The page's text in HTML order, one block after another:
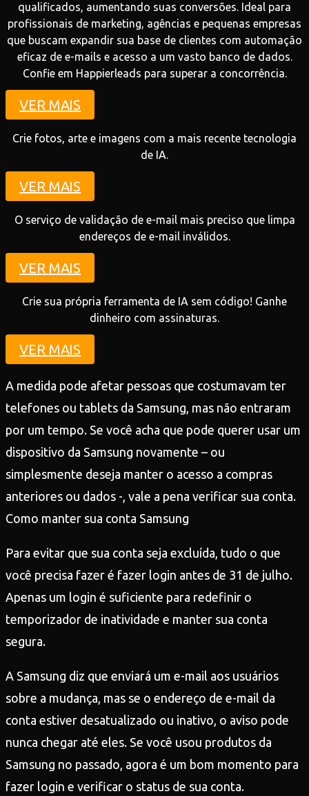
qualificados, aumentando suas conversões. Ideal para
profissionais de marketing, agências e pequenas empresas
que buscam expandir sua base de clientes com automação
eficaz de e-mails e acesso a um vasto banco de dados.
Confie em Happierleads para superar a concorrência.
VER MAIS
Crie fotos, arte e imagens com a mais recente tecnologia
de IA.
VER MAIS
O serviço de validação de e-mail mais preciso que limpa
endereços de e-mail inválidos.
VER MAIS
Crie sua própria ferramenta de IA sem código! Ganhe
dinheiro com assinaturas.
VER MAIS
A medida pode afetar pessoas que costumavam ter
telefones ou tablets da Samsung, mas não entraram
por um tempo. Se você acha que pode querer usar um
dispositivo da Samsung novamente – ou
simplesmente deseja manter o acesso a compras
anteriores ou dados -, vale a pena verificar sua conta.
Como manter sua conta Samsung
Para evitar que sua conta seja excluída, tudo o que
você precisa fazer é fazer login antes de 31 de julho.
Apenas um login é suficiente para redefinir o
temporizador de inatividade e manter sua conta
segura.
A Samsung diz que enviará um e-mail aos usuários
sobre a mudança, mas se o endereço de e-mail da
conta estiver desatualizado ou inativo, o aviso pode
nunca chegar até eles. Se você usou produtos da
Samsung no passado, agora é um bom momento para
fazer login e verificar o status de sua conta.